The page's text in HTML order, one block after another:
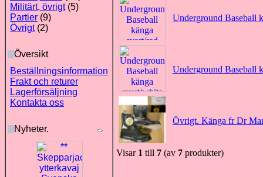
Militärt, övrigt(5)
Partier (9)
Övrigt(2)
Översikt
Beställningsinformation
Frakt och returer
Lagerförsäljning
Kontakta oss
Nyheter.
Underground Baseball
Underground Baseball
Övrigt. Känga fr Dr
Visar 1 till 7 (av 7 produkter)